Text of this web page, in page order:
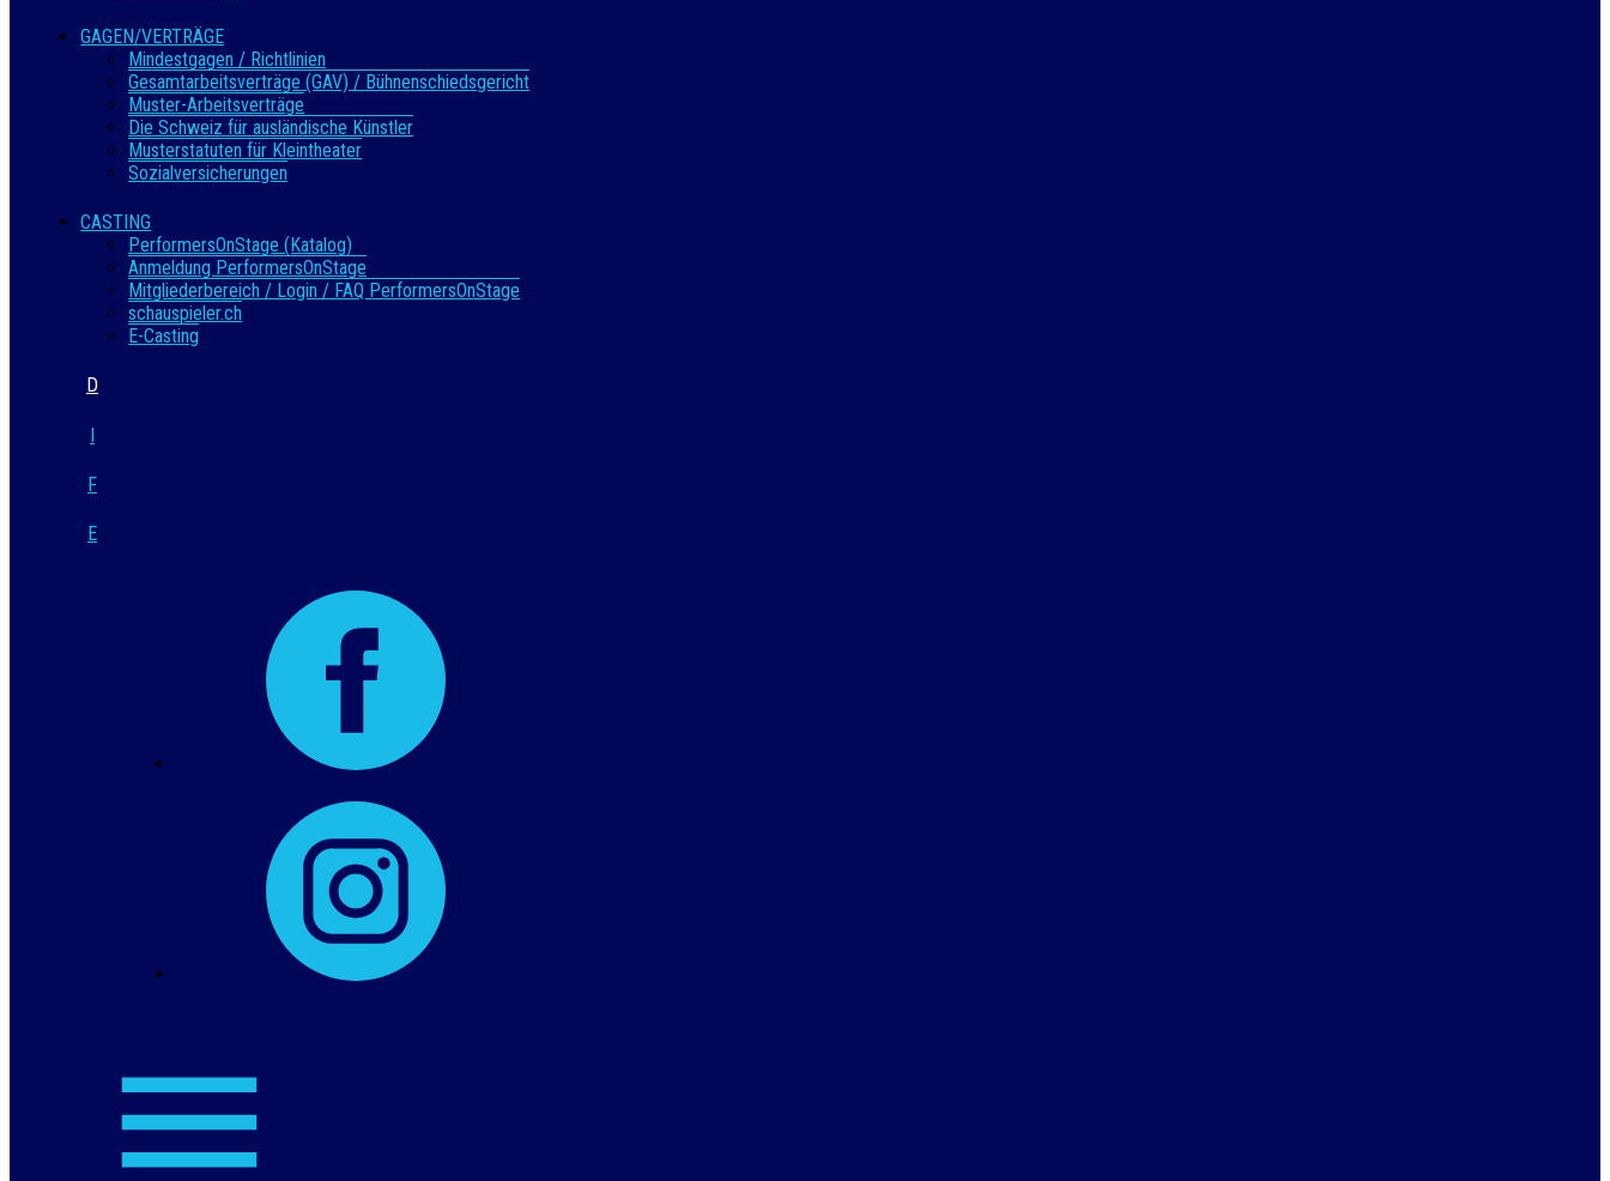
GAGEN/VERTRÄGE
Mindestgagen / Richtlinien
Gesamtarbeitsverträge (GAV) / Bühnenschiedsgericht
Muster-Arbeitsverträge
Die Schweiz für ausländische Künstler
Musterstatuten für Kleintheater
Sozialversicherungen
CASTING
PerformersOnStage (Katalog)
Anmeldung PerformersOnStage
Mitgliederbereich / Login / FAQ PerformersOnStage
schauspieler.ch
E-Casting
D
I
F
E